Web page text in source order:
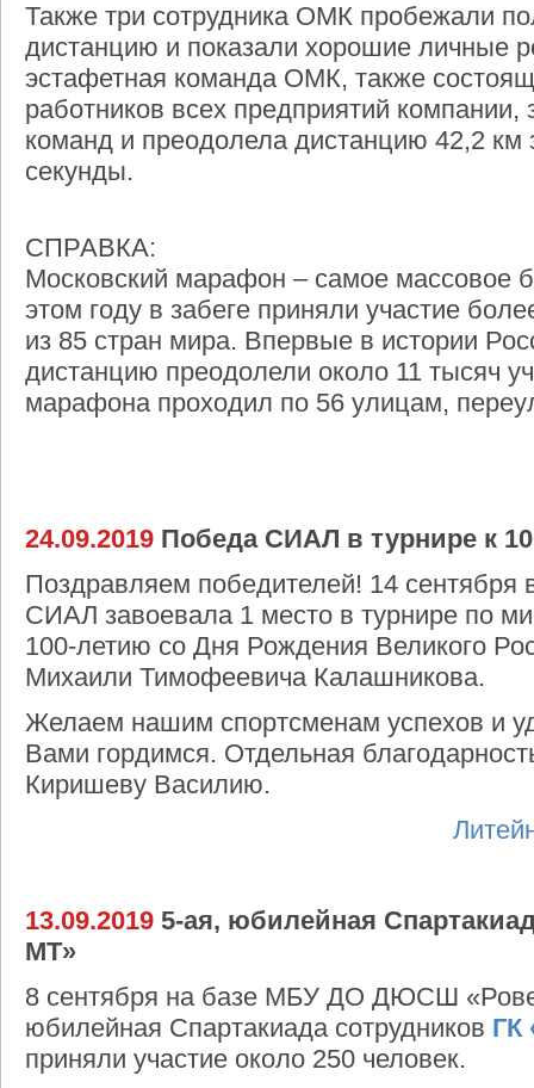
Также три сотрудника ОМК пробежали
дистанцию и показали хорошие личные
эстафетная команда ОМК, также
работников всех предприятий
команд и преодолела дистанцию 42,2 км
секунды.
СПРАВКА:
Московский марафон – самое массовое
этом году в забеге приняли участие
из 85 стран мира. Впервые в истории
дистанцию преодолели около 11 тысяч
марафона проходил по 56 улицам,
24.09.2019 Победа СИАЛ в турнире к
Поздравляем победителей! 14 сентября
СИАЛ завоевала 1 место в турнире по
100-летию со Дня Рождения Великого
Михаили Тимофеевича Калашникова.
Желаем нашим спортсменам успехов и
Вами гордимся. Отдельная
Киришеву Василию.
13.09.2019 5-ая, юбилейная
МТ»
8 сентября на базе МБУ ДО ДЮСШ
юбилейная Спартакиада сотрудников ГК
приняли участие около 250 человек.